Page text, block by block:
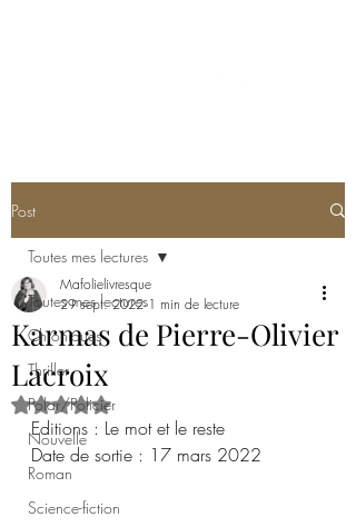
Post
Toutes mes lectures
Chroniques
Thriller
Polar/Policier
Nouvelle
Roman
Science-fiction
Toutes mes lectures
Karmas de Pierre-Olivier
Lacroix
Mafolielivresque
29 sept. 2022 1 min de lecture
Noté NaN étoiles sur 5.
Editions : Le mot et le reste
Date de sortie : 17 mars 2022